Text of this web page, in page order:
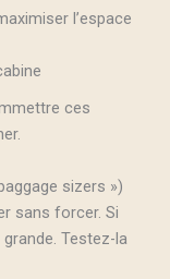
l’espace
ces
sizers »)
sans forcer. Si
Testez-la